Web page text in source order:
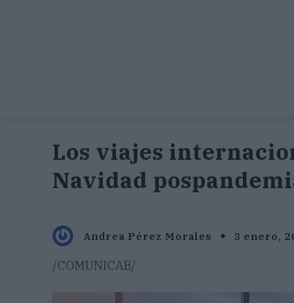
Los viajes
Navidad
Andrea Pérez Morales 3 enero,
/COMUNICAE/